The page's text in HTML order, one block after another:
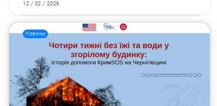
12 / 02 / 2026
Новини